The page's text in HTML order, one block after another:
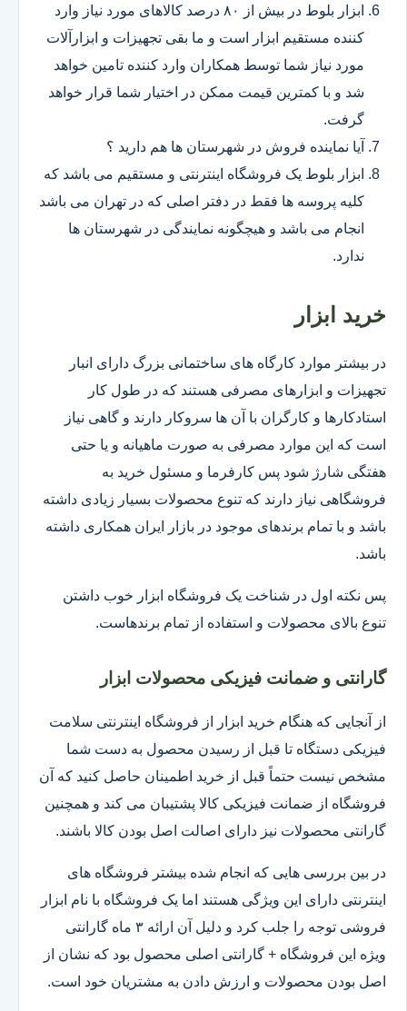
ابزار بلوط در بیش از ۸۰ درصد کالاهای مورد نیاز وارد
کننده مستقیم ابزار است و ما بقی تجهیزات و ابزارآلات
مورد نیاز شما توسط همکاران وارد کننده تامین خواهد
شد و با کمترین قیمت ممکن در اختیار شما قرار خواهد
گرفت.
آیا نماینده فروش در شهرستان ها هم دارید ؟
ابزار بلوط یک فروشگاه اینترنتی و مستقیم می باشد که
کلیه پروسه ها فقط در دفتر اصلی که در تهران می باشد
انجام می باشد و هیچگونه نمایندگی در شهرستان ها
ندارد.
خرید ابزار
در بیشتر موارد کارگاه های ساختمانی بزرگ دارای انبار
تجهیزات و ابزارهای مصرفی هستند که در طول کار
استادکارها و کارگران با آن ها سروکار دارند و گاهی نیاز
است که این موارد مصرفی به صورت ماهیانه و یا حتی
هفتگی شارژ شود پس کارفرما و مسئول خرید به
فروشگاهی نیاز دارند که تنوع محصولات بسیار زیادی داشته
باشد و با تمام برندهای موجود در بازار ایران همکاری داشته
باشد.
پس نکته اول در شناخت یک فروشگاه ابزار خوب داشتن
تنوع بالای محصولات و استفاده از تمام برندهاست.
گارانتی و ضمانت فیزیکی محصولات ابزار
از آنجایی که هنگام خرید ابزار از فروشگاه اینترنتی سلامت
فیزیکی دستگاه تا قبل از رسیدن محصول به دست شما
مشخص نیست حتماً قبل از خرید اطمینان حاصل کنید که آن
فروشگاه از ضمانت فیزیکی کالا پشتیبان می کند و همچنین
گارانتی محصولات نیز دارای اصالت اصل بودن کالا باشند.
در بین بررسی هایی که انجام شده بیشتر فروشگاه های
اینترنتی دارای این ویژگی هستند اما یک فروشگاه با نام ابزار
فروشی توجه را جلب کرد و دلیل آن ارائه ۳ ماه گارانتی
ویژه این فروشگاه + گارانتی اصلی محصول بود که نشان از
اصل بودن محصولات و ارزش دادن به مشتریان خود است.